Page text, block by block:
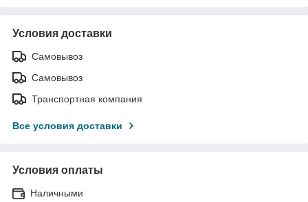
Условия доставки
Самовывоз
Самовывоз
Транспортная компания
Все условия доставки
Условия оплаты
Наличными